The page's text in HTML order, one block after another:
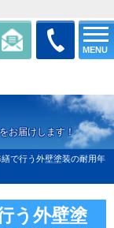
MENU
お届けします！
で行う外壁塗装の耐用年
う外壁塗